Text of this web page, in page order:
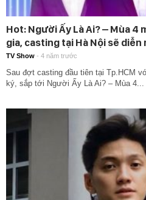
Hot: Người Ấy Là Ai? – Mùa
gia, casting tại Hà Nội sẽ diễn
TV Show - 4 năm trước
Sau đợt casting đầu tiên tại Tp.HCM
ký, sắp tới Người Ấy Là Ai? – Mùa 4...